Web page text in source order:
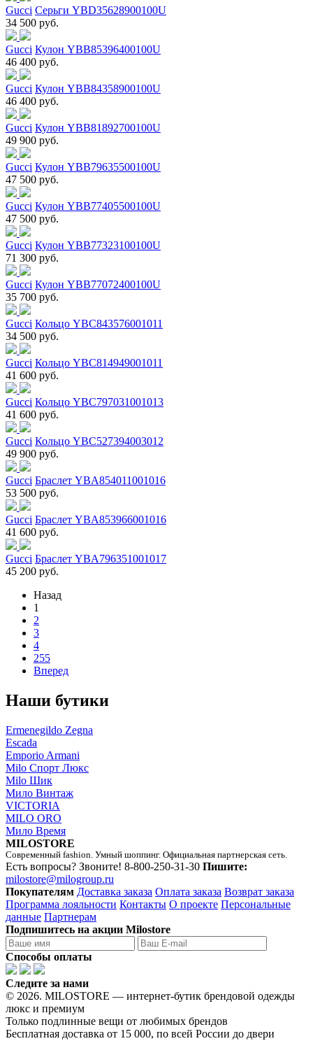
Gucci Серьги YBD35628900100U
34 500 руб.
Gucci Кулон YBB85396400100U
46 400 руб.
Gucci Кулон YBB84358900100U
46 400 руб.
Gucci Кулон YBB81892700100U
49 900 руб.
Gucci Кулон YBB79635500100U
47 500 руб.
Gucci Кулон YBB77405500100U
47 500 руб.
Gucci Кулон YBB77323100100U
71 300 руб.
Gucci Кулон YBB77072400100U
35 700 руб.
Gucci Кольцо YBC843576001011
34 500 руб.
Gucci Кольцо YBC814949001011
41 600 руб.
Gucci Кольцо YBC797031001013
41 600 руб.
Gucci Кольцо YBC527394003012
49 900 руб.
Gucci Браслет YBA854011001016
53 500 руб.
Gucci Браслет YBA853966001016
41 600 руб.
Gucci Браслет YBA796351001017
45 200 руб.
Назад
1
2
3
4
255
Вперед
Наши бутики
Ermenegildo Zegna
Escada
Emporio Armani
Milo Спорт Люкс
Milo Шик
Мило Винтаж
VICTORIA
MILO ORO
Мило Время
MILOSTORE
Современный fashion. Умный шоппинг. Официальная партнерская сеть.
Есть вопросы? Звоните! 8-800-250-31-30 Пишите:
milostore@milogroup.ru
Покупателям Доставка заказа Оплата заказа Возврат заказа
Программа лояльности Контакты О проекте Персональные
данные Партнерам
Подпишитесь на акции Milostore
Способы оплаты
Следите за нами
© 2026. MILOSTORE — интернет-бутик брендовой одежды
люкс и премиум
Только подлинные вещи от любимых брендов
Бесплатная доставка от 15 000, по всей России до двери